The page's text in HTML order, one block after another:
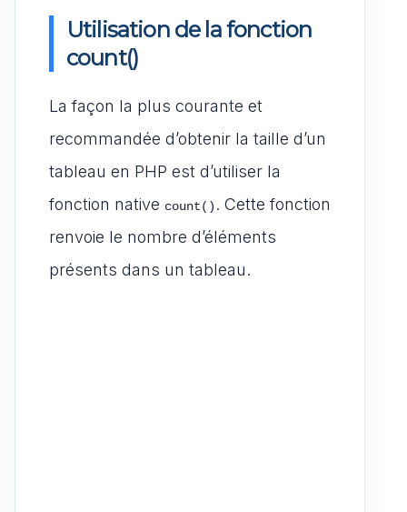
Utilisation de la fonction
count()
La façon la plus courante et
recommandée d’obtenir la taille d’un
tableau en PHP est d’utiliser la
fonction native count() . Cette fonction
renvoie le nombre d’éléments
présents dans un tableau.